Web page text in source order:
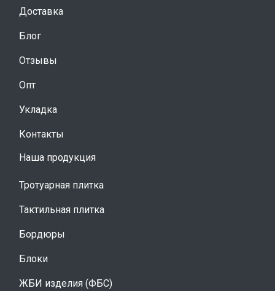
Доставка
Блог
Отзывы
Опт
Укладка
Контакты
Наша продукция
Тротуарная плитка
Тактильная плитка
Бордюры
Блоки
ЖБИ изделия (ФБС)